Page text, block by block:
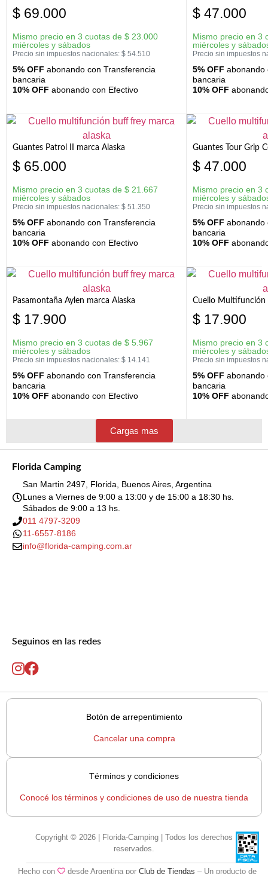
$ 69.000
Mismo precio en 3 cuotas de $ 23.000
miércoles y sábados
Precio sin impuestos nacionales: $ 54.510
5% OFF abonando con Transferencia
bancaria
10% OFF abonando con Efectivo
$ 47.000
Mismo precio en 3
miércoles y
Precio sin impuestos
5% OFF abonando
bancaria
10% OFF
Guantes Patrol II marca Alaska
$ 65.000
Mismo precio en 3 cuotas de $ 21.667
miércoles y sábados
Precio sin impuestos nacionales: $ 51.350
5% OFF abonando con Transferencia
bancaria
10% OFF abonando con Efectivo
Guantes Tour Grip
$ 47.000
Mismo precio en 3
miércoles y
Precio sin impuestos
5% OFF abonando
bancaria
10% OFF
Pasamontaña Aylen marca Alaska
$ 17.900
Mismo precio en 3 cuotas de $ 5.967
miércoles y sábados
Precio sin impuestos nacionales: $ 14.141
5% OFF abonando con Transferencia
bancaria
10% OFF abonando con Efectivo
Cuello Multifunción
$ 17.900
Mismo precio en 3
miércoles y
Precio sin impuestos
5% OFF abonando
bancaria
10% OFF
Cargas mas
Florida Camping
San Martin 2497, Florida, Buenos Aires, Argentina
Lunes a Viernes de 9:00 a 13:00 y de 15:00 a 18:30 hs.
Sábados de 9:00 a 13 hs.
011 4797-3209
11-6557-8186
info@florida-camping.com.ar
Seguinos en las redes
Botón de arrepentimiento
Cancelar una compra
Términos y condiciones
Conocé los términos y condiciones de uso de nuestra tienda
Copyright © 2026 | Florida-Camping | Todos los derechos
reservados.
Hecho con desde Argentina por Club de Tiendas – Un producto de